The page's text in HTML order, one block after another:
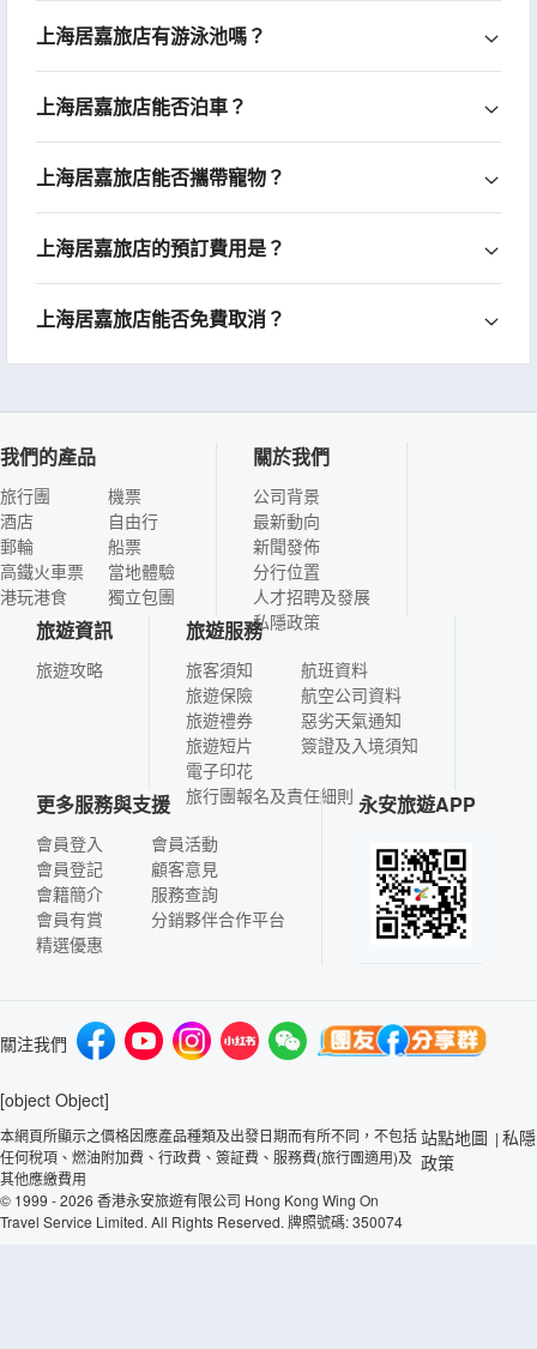
上海居嘉旅店有游泳池嗎？
上海居嘉旅店能否泊車？
上海居嘉旅店能否攜帶寵物？
上海居嘉旅店的預訂費用是？
上海居嘉旅店能否免費取消？
我們的產品
旅行團
酒店
郵輪
高鐵火車票
港玩港食
機票
自由行
船票
當地體驗
獨立包團
關於我們
公司背景
最新動向
新聞發佈
分行位置
人才招聘及發展
私隱政策
旅遊資訊
旅遊攻略
旅遊服務
旅客須知
旅遊保險
旅遊禮券
旅遊短片
電子印花
航班資料
航空公司資料
惡劣天氣通知
簽證及入境須知
旅行團報名及責任細則
更多服務與支援
會員登入
會員登記
會籍簡介
會員有賞
精選優惠
會員活動
顧客意見
服務查詢
分銷夥伴合作平台
永安旅遊APP
關注我們
[object Object]
本網頁所顯示之價格因應產品種類及出發日期而有所不同，不包括
任何稅項、燃油附加費、行政費、簽証費、服務費(旅行團適用)及
其他應繳費用
© 1999 - 2026 香港永安旅遊有限公司 Hong Kong Wing On
Travel Service Limited. All Rights Reserved. 牌照號碼: 350074
站點地圖 | 私隱
政策